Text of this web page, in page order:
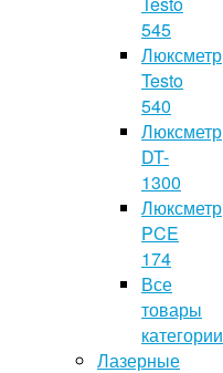
545
Люксметр
Testo
540
Люксметр
DT-
1300
Люксметр
PCE
174
Все
товары
категории
Лазерные